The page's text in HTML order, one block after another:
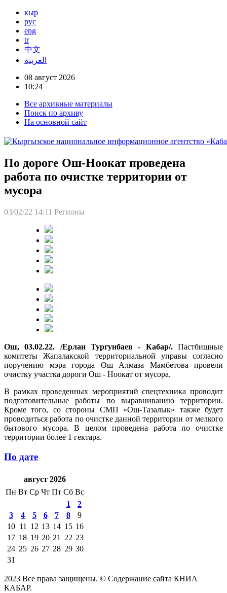
кыр
рус
eng
tr
中文
العربية
08 август 2026
10:24
Все архивные материалы
Поиск по архиву
На основной сайт
По дороге Ош-Ноокат проведена
работа по очистке территории от
мусора
03/02/22 14:11 Регионы
Ош, 03.02.22. /Ерлан Тургунбаев - Кабар/.Пастбищные
комитеты Жапалакской территориальной управы согласно
поручению мэра города Ош Алмаза Мамбетова провели
очистку участка дороги Ош - Ноокат от мусора.
В рамках проведенных мероприятий спецтехника проводит
подготовительные работы по выравниванию территории.
Кроме того, со стороны СМП «Ош-Тазалык» также будет
проводиться работа по очистке данной территории от мелкого
бытового мусора. В целом проведена работа по очистке
территории более 1 гектара.
По дате
август 2026
Пн Вт Ср Чт Пт Сб Вс
1
2
3
4 5 6 7 8
9
10 11 12 13 14 15 16
17 18 19 20 21 22 23
24 25 26 27 28 29 30
31
2023 Все права защищены. © Содержание сайта КНИА
КАБАР.